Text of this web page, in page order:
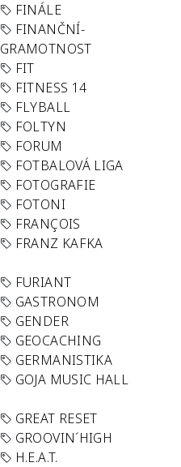
FINÁLE
FINANČNÍ-
GRAMOTNOST
FIT
FITNESS 14
FLYBALL
FOLTYN
FORUM
FOTBALOVÁ LIGA
FOTOGRAFIE
FOTONI
FRANÇOIS
FRANZ KAFKA
FURIANT
GASTRONOM
GENDER
GEOCACHING
GERMANISTIKA
GOJA MUSIC HALL
GREAT RESET
GROOVIN´HIGH
H.E.A.T.